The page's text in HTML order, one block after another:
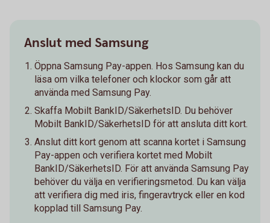
Anslut med Samsung
Öppna Samsung Pay-appen. Hos Samsung kan du
läsa om vilka telefoner och klockor som går att
använda med Samsung Pay.
Skaffa Mobilt BankID/SäkerhetsID. Du behöver
Mobilt BankID/SäkerhetsID för att ansluta ditt kort.
Anslut ditt kort genom att scanna kortet i Samsung
Pay-appen och verifiera kortet med Mobilt
BankID/SäkerhetsID. För att använda Samsung Pay
behöver du välja en verifieringsmetod. Du kan välja
att verifiera dig med iris, fingeravtryck eller en kod
kopplad till Samsung Pay.